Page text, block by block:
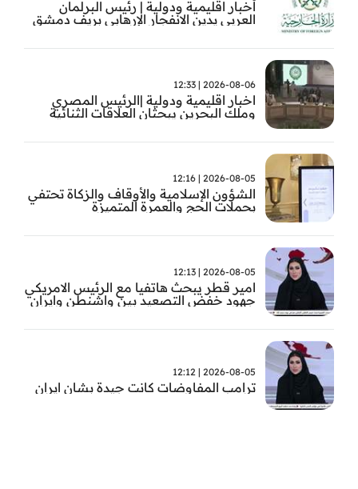
أخبار اقليمية ودولية | رئيس البرلمان
العربي يدين الانفجار الإرهابي بريف دمشق
2026-08-06 | 12:33
اخبار اقليمية ودولية |الرئيس المصري
وملك البحرين يبحثان العلاقات الثنائية
2026-08-05 | 12:16
الشؤون الإسلامية والأوقاف والزكاة تحتفي
بحملات الحج والعمرة المتميزة
2026-08-05 | 12:13
امير قطر يبحث هاتفيا مع الرئيس الامريكي
جهود خفض التصعيد بين واشنطن وايران
2026-08-05 | 12:12
ترامب المفاوضات كانت جيدة بشان ايران